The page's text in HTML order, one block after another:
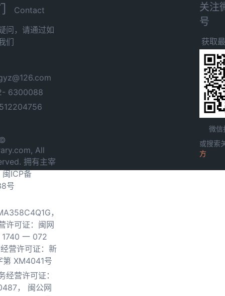
Contact
问，请通过如
们
6300088
All
拥有主宰
闽ICP备
号
，
许可证：闽网
一 072
营许可证：新
第 XM4041号
经营许可证：
，
闽公网
关注
号
获取
微信
或搜索
方